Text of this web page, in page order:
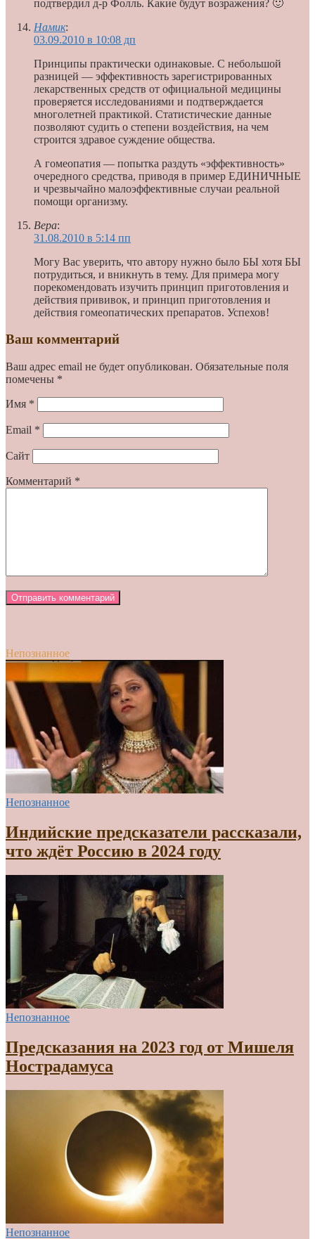
подтвердил д-р Фолль. Какие будут возражения? 🙂
Намик:
03.09.2010 в 10:08 дп
Принципы практически одинаковые. С небольшой
разницей — эффективность зарегистрированных
лекарственных средств от официальной медицины
проверяется исследованиями и подтверждается
многолетней практикой. Статистические данные
позволяют судить о степени воздействия, на чем
строится здравое суждение общества.
А гомеопатия — попытка раздуть «эффективность»
очередного средства, приводя в пример ЕДИНИЧНЫЕ
и чрезвычайно малоэффективные случаи реальной
помощи организму.
Вера:
31.08.2010 в 5:14 пп
Могу Вас уверить, что автору нужно было БЫ хотя БЫ
потрудиться, и вникнуть в тему. Для примера могу
порекомендовать изучить принцип приготовления и
действия прививок, и принцип приготовления и
действия гомеопатических препаратов. Успехов!
Ваш комментарий
Ваш адрес email не будет опубликован. Обязательные поля
помечены *
Имя *
Email *
Сайт
Комментарий *
Непознанное
Непознанное
Индийские предсказатели рассказали,
что ждёт Россию в 2024 году
Непознанное
Предсказания на 2023 год от Мишеля
Нострадамуса
Непознанное